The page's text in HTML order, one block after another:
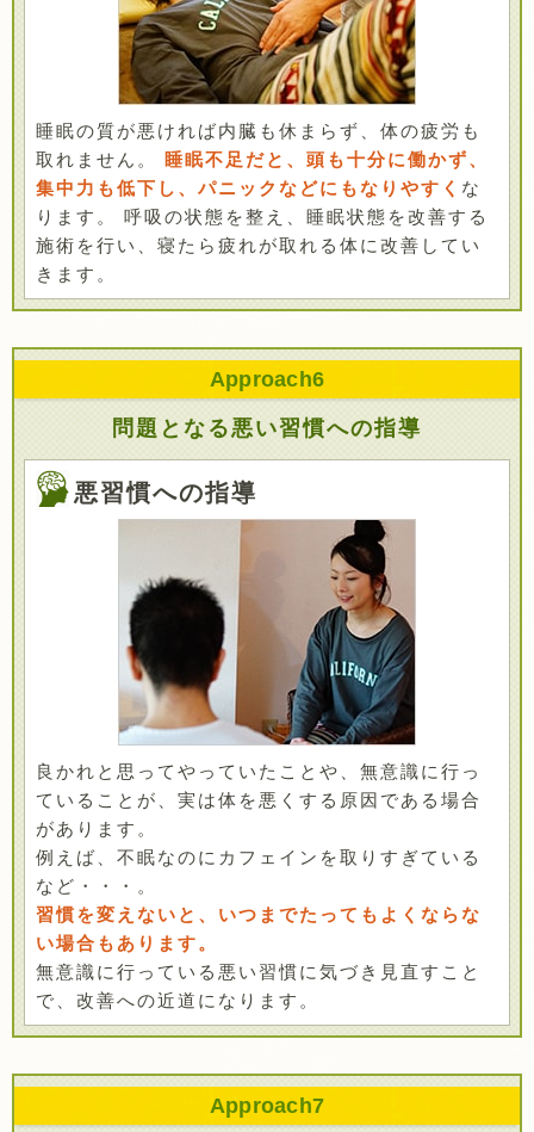
睡眠の質が悪ければ内臓も休まらず、体の疲労も
取れません。
睡眠不足だと、頭も十分に働かず、
集中力も低下し、パニックなどにもなりやすく な
ります。 呼吸の状態を整え、睡眠状態を改善する
施術を行い、寝たら疲れが取れる体に改善してい
きます。
Approach6
問題となる悪い習慣への指導
悪習慣への指導
良かれと思ってやっていたことや、無意識に行っ
ていることが、実は体を悪くする原因である場合
があります。
例えば、不眠なのにカフェインを取りすぎている
など・・・。
習慣を変えないと、いつまでたってもよくならな
い場合もあります。
無意識に行っている悪い習慣に気づき見直すこと
で、改善への近道になります。
Approach7